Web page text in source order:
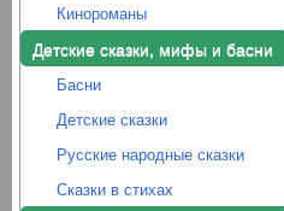
Кинороманы
Детские сказки, мифы и басни
Басни
Детские сказки
Русские народные сказки
Сказки в стихах